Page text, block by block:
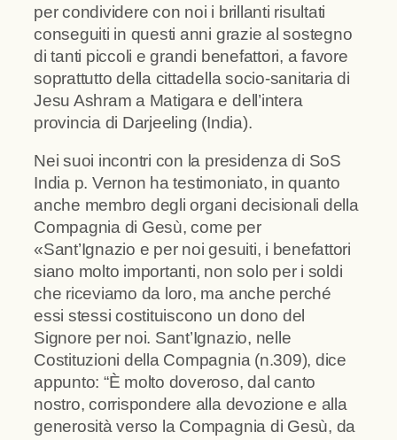
per condividere con noi i brillanti risultati
conseguiti in questi anni grazie al sostegno
di tanti piccoli e grandi benefattori, a favore
soprattutto della cittadella socio-sanitaria di
Jesu Ashram a Matigara e dell’intera
provincia di Darjeeling (India).
Nei suoi incontri con la presidenza di SoS
India p. Vernon ha testimoniato, in quanto
anche membro degli organi decisionali della
Compagnia di Gesù, come per
«Sant’Ignazio e per noi gesuiti, i benefattori
siano molto importanti, non solo per i soldi
che riceviamo da loro, ma anche perché
essi stessi costituiscono un dono del
Signore per noi. Sant’Ignazio, nelle
Costituzioni della Compagnia (n.309), dice
appunto: “È molto doveroso, dal canto
nostro, corrispondere alla devozione e alla
generosità verso la Compagnia di Gesù, da